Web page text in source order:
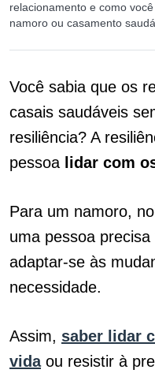
relacionamento e como
namoro ou casamento
Você sabia que os
casais saudáveis
resiliência? A
pessoa lidar com
Para um namoro,
uma pessoa
adaptar-se às
necessidade.
Assim, saber lidar
vidaou resistir à